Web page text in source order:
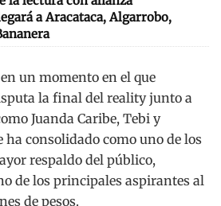
a Aracataca, Algarrobo,
un momento en el que
la final del reality junto a
Juanda Caribe, Tebi y
ha consolidado como uno de los
respaldo del público,
de los principales aspirantes al
de pesos.